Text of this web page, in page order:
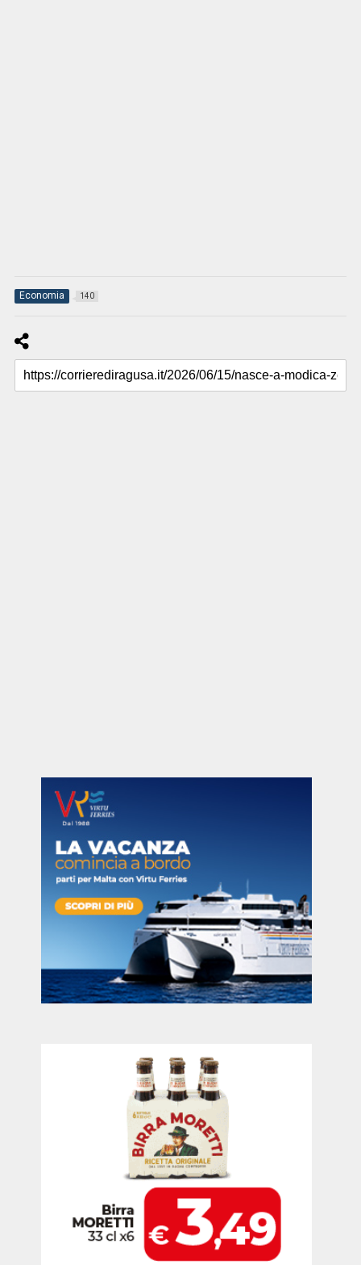
Economia 140